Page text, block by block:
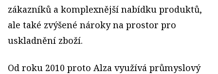
zákazníků a komplexnější nabídku produktů,
ale také zvýšené nároky na prostor pro
uskladnění zboží.
Od roku 2010 proto Alza využívá průmyslový